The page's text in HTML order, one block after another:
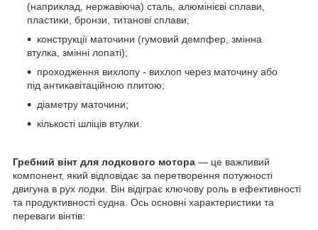
(наприклад, нержавіюча) сталь, алюмінієві сплави,
пластики, бронзи, титанові сплави;
конструкції маточини (гумовий демпфер, змінна
втулка, змінні лопаті);
проходження вихлопу - вихлоп через маточину або
під антикавітаційною плитою;
діаметру маточини;
кількості шліців втулки.
Гребний вінт для лодкового мотора — це важливий
компонент, який відповідає за перетворення потужності
двигуна в рух лодки. Він відіграє ключову роль в ефективності
та продуктивності судна. Ось основні характеристики та
переваги вінтів: